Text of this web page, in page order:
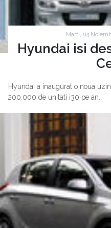
Marti, 04
Hyundai isi
Hyundai a inaugurat o noua
200.000 de unitati i30 pe an.